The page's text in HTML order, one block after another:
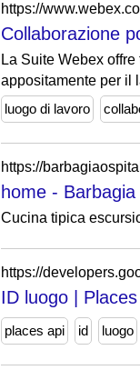
https://
Collaborazione
La Suite Webex
appositamente per il
luogo di lavoro
https://
home -
Cucina tipica
https://
ID luogo |
places api id luogo